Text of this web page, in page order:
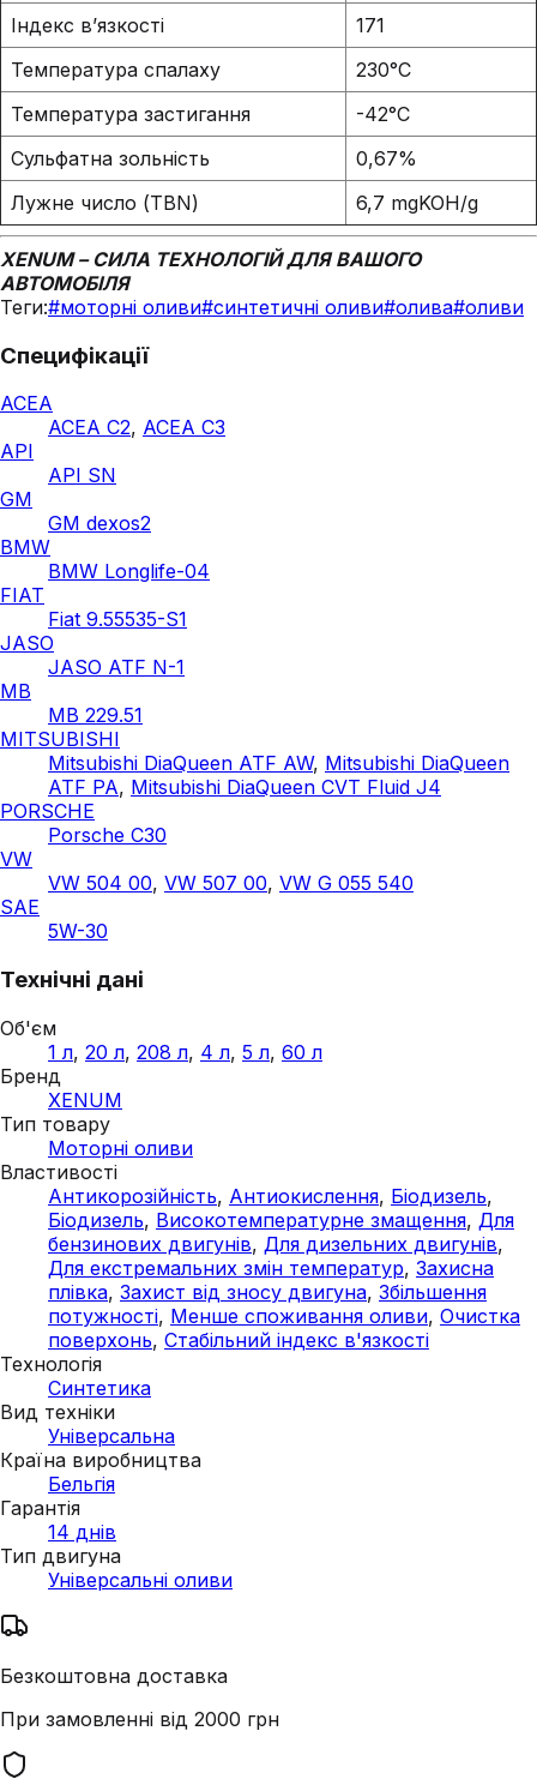
Індекс в’язкості
171
Температура спалаху
230°C
Температура застигання
-42°C
Сульфатна зольність
0,67%
Лужне число (TBN)
6,7 mgKOH/g
XENUM – СИЛА ТЕХНОЛОГІЙ ДЛЯ ВАШОГО
АВТОМОБІЛЯ
Теги:#моторні оливи#синтетичні оливи#олива#оливи
Специфікації
ACEA
ACEA C2, ACEA C3
API
API SN
GM
GM dexos2
BMW
BMW Longlife-04
FIAT
Fiat 9.55535-S1
JASO
JASO ATF N-1
MB
MB 229.51
MITSUBISHI
Mitsubishi DiaQueen ATF AW, Mitsubishi DiaQueen
ATF PA, Mitsubishi DiaQueen CVT Fluid J4
PORSCHE
Porsche C30
VW
VW 504 00, VW 507 00, VW G 055 540
SAE
5W-30
Технічні дані
Об'єм
1 л, 20 л, 208 л, 4 л, 5 л, 60 л
Бренд
XENUM
Тип товару
Моторні оливи
Властивості
Антикорозійність, Антиокислення, Біодизель,
Біодизель, Високотемпературне змащення, Для
бензинових двигунів, Для дизельних двигунів,
Для екстремальних змін температур, Захисна
плівка, Захист від зносу двигуна, Збільшення
потужності, Менше споживання оливи, Очистка
поверхонь, Стабільний індекс в'язкості
Технологія
Синтетика
Вид техніки
Універсальна
Країна виробництва
Бельгія
Гарантія
14 днів
Тип двигуна
Універсальні оливи
Безкоштовна доставка
При замовленні від 2000 грн